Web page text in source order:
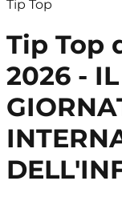
Tip Top
Tip Top
2026 -